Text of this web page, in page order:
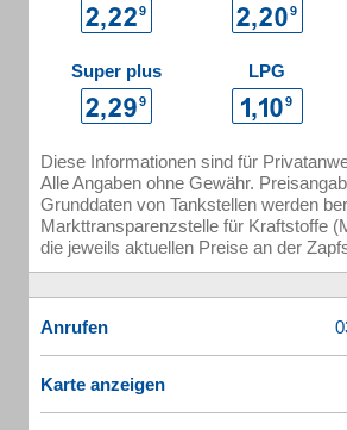
Super plus LPG
Diese Informationen sind für
Alle Angaben ohne Gewähr.
Grunddaten von Tankstellen werden
Markttransparenzstelle für Kraftstoffe
die jeweils aktuellen Preise an der
Anrufen
Karte anzeigen